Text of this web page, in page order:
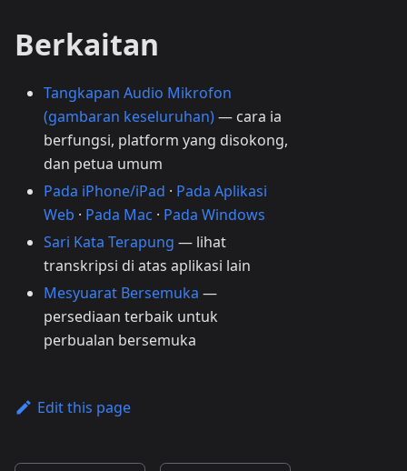
Berkaitan
Tangkapan Audio Mikrofon
(gambaran keseluruhan)— cara ia
berfungsi, platform yang disokong,
dan petua umum
Pada iPhone/iPad · Pada Aplikasi
Web · Pada Mac · Pada Windows
Sari Kata Terapung — lihat
transkripsi di atas aplikasi lain
Mesyuarat Bersemuka —
persediaan terbaik untuk
perbualan bersemuka
Edit this page